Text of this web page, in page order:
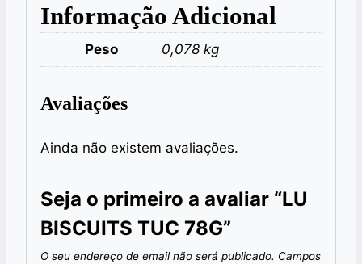
Informação Adicional
Peso 0,078 kg
Avaliações
Ainda não existem avaliações.
Seja o primeiro a avaliar “LU
BISCUITS TUC 78G”
O seu endereço de email não será publicado. Campos